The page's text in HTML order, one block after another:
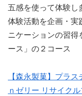
五感を使って体験し
体験活動を企画・実
ニケーションの習得
ース」の２コース
【森永製菓】プラ
ｎゼリー リサイク